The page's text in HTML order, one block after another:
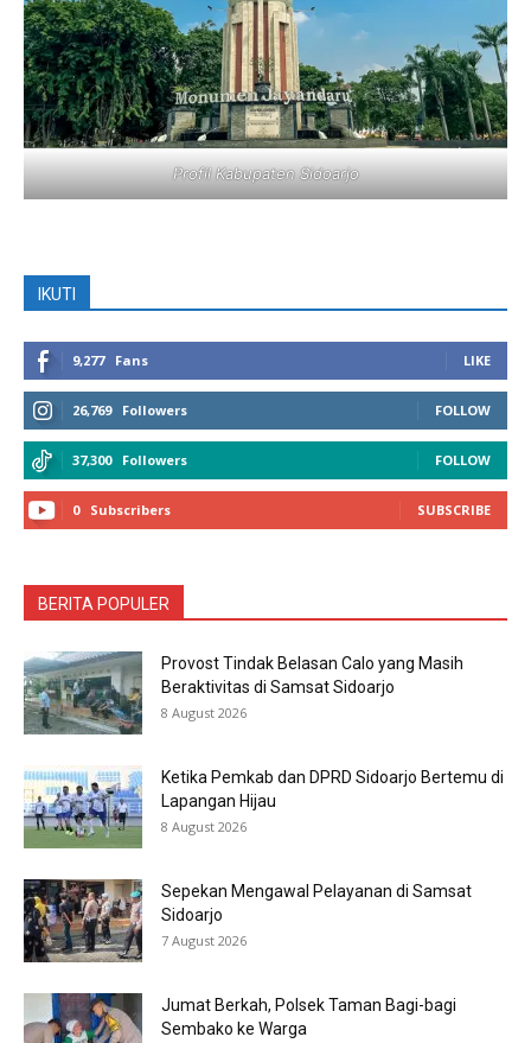
Profil Kabupaten Sidoarjo
IKUTI
9,277 Fans LIKE
26,769 Followers FOLLOW
37,300 Followers FOLLOW
0 Subscribers SUBSCRIBE
BERITA POPULER
Provost Tindak Belasan Calo yang Masih
Beraktivitas di Samsat Sidoarjo
8 August 2026
Ketika Pemkab dan DPRD Sidoarjo Bertemu di
Lapangan Hijau
8 August 2026
Sepekan Mengawal Pelayanan di Samsat
Sidoarjo
7 August 2026
Jumat Berkah, Polsek Taman Bagi-bagi
Sembako ke Warga